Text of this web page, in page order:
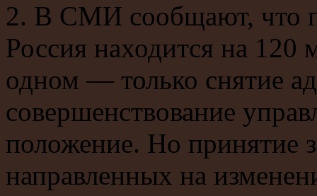
2. В СМИ сообщают, что
Россия находится на 120
одном — только снятие
совершенствование
положение. Но принятие
направленных на